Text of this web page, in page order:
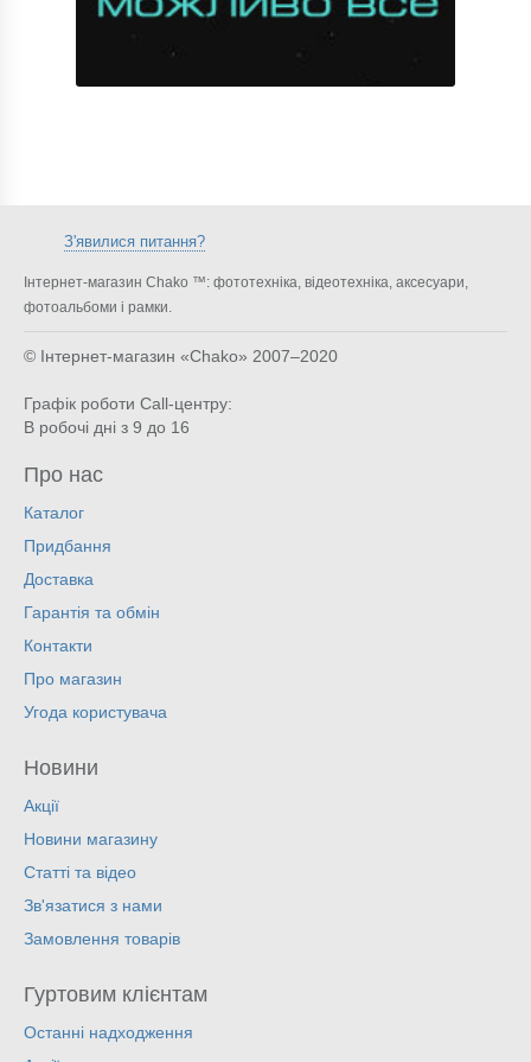
З'явилися питання?
Інтернет-магазин Chako ™: фототехніка, відеотехніка, аксесуари,
фотоальбоми і рамки.
© Інтернет-магазин «Chako» 2007–2020
Графік роботи Call-центру:
В робочі дні з 9 до 16
Про нас
Каталог
Придбання
Доставка
Гарантія та обмін
Контакти
Про магазин
Угода користувача
Новини
Акції
Новини магазину
Статті та відео
Зв'язатися з нами
Замовлення товарів
Гуртовим клієнтам
Останні надходження